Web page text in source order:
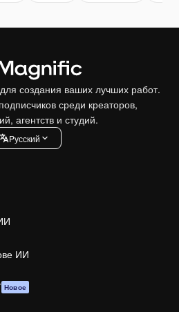
создания ваших лучших работ.
среди креаторов,
агентств и студий.
Pусский
ИИ
Новое